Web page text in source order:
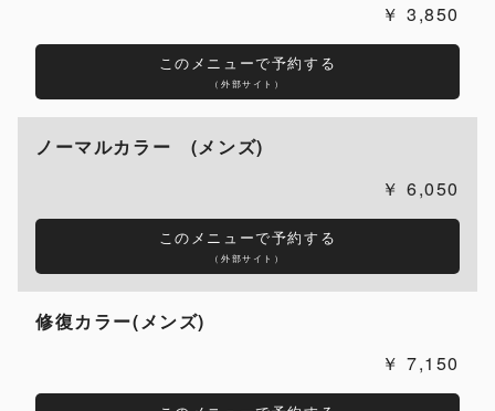
3,850
このメニューで予約する
（外部サイト）
ノーマルカラー (メンズ)
6,050
このメニューで予約する
（外部サイト）
修復カラー(メンズ)
7,150